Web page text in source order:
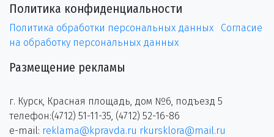
Политика конфиденциальности
Политика обработки персональных данных
Согласие
на обработку персональных данных
Размещение рекламы
г. Курск, Красная площадь, дом №6, подъезд 5
телефон:(4712) 51-11-35, (4712) 52-16-86
e-mail: reklama@kpravda.ru rkursklora@mail.ru